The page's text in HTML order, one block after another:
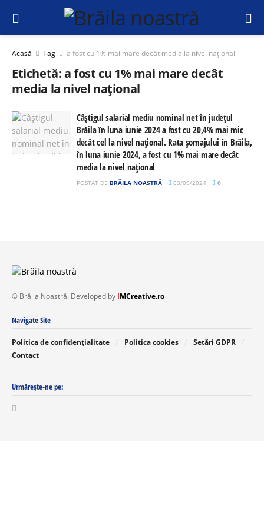
Acasă Tag a fost cu 1% mai mare decât media la nivel național
Etichetă:a fost cu 1% mai mare decât
media la nivel național
Câştigul salarial mediu nominal net în județul
Brăila în luna iunie 2024 a fost cu 20,4% mai mic
decât cel la nivel național. Rata șomajului în Brăila,
în luna iunie 2024, a fost cu 1% mai mare decât
media la nivel național
POSTAT DE BRĂILA NOASTRĂ 03/09/2024 0
© Brăila Noastră. Developed by IMCreative.ro
Navigate Site
Politica de confidențialitate Politica cookies
Setări GDPR
Contact
Urmărește-ne pe: